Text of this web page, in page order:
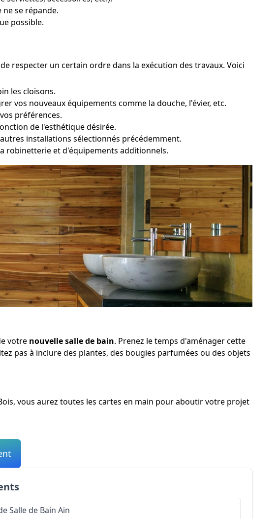
se répande.
possible.
respecter un certain ordre dans la exécution des travaux. Voici
les cloisons.
vos nouveaux équipements comme la douche, l'évier, etc.
préférences.
de l'esthétique désirée.
installations sélectionnés précédemment.
robinetterie et d'équipements additionnels.
votre nouvelle salle de bain. Prenez le temps d'aménager cette
pas à inclure des plantes, des bougies parfumées ou des objets
vous aurez toutes les cartes en main pour aboutir votre projet
Salle de Bain Ain